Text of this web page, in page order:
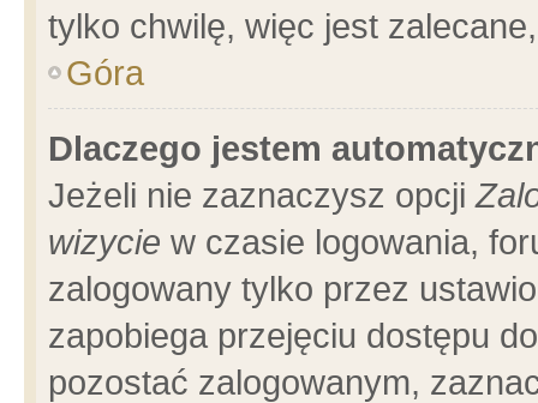
tylko chwilę, więc jest
Góra
Dlaczego jestem
Jeżeli nie zaznaczysz opcji
wizycie w czasie logowania,
zalogowany tylko przez
zapobiega przejęciu dostępu
pozostać zalogowanym,